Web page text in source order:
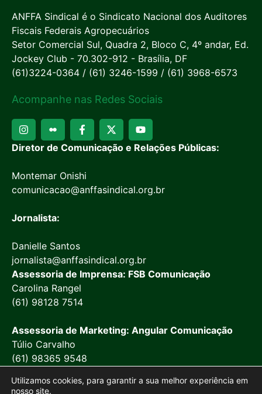
ANFFA Sindical é o Sindicato Nacional dos Auditores
Fiscais Federais Agropecuários
Setor Comercial Sul, Quadra 2, Bloco C, 4º andar, Ed.
Jockey Club - 70.302-912 - Brasília, DF
(61)3224-0364 / (61) 3246-1599 / (61) 3968-6573
Acompanhe nas Redes Sociais
Diretor de Comunicação e Relações Públicas:
Montemar Onishi
comunicacao@anffasindical.org.br
Jornalista:
Danielle Santos
jornalista@anffasindical.org.br
Assessoria de Imprensa: FSB Comunicação
Carolina Rangel
(61) 98128 7514
Assessoria de Marketing: Angular Comunicação
Túlio Carvalho
(61) 98365 9548
Utilizamos cookies, para garantir a sua melhor experiência em
nosso site.